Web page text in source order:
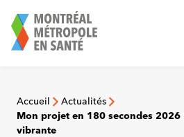
au
contenu
Accueil
Actualités
Mon projet en 180 secondes
vibrante